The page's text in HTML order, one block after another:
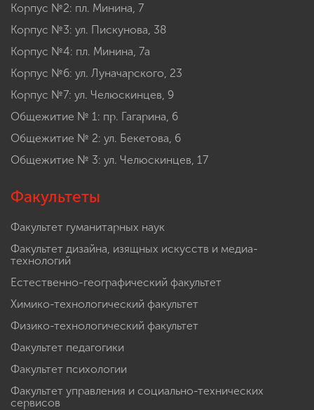
Корпус №2: пл. Минина, 7
Корпус №3: ул. Пискунова, 38
Корпус №4: пл. Минина, 7а
Корпус №6: ул. Луначарского, 23
Корпус №7: ул. Челюскинцев, 9
Общежитие № 1: пр. Гагарина, 6
Общежитие № 2: ул. Бекетова, 6
Общежитие № 3: ул. Челюскинцев, 17
Факультеты
Факультет гуманитарных наук
Факультет дизайна, изящных искусств и медиа-
технологий
Естественно-географический факультет
Химико-технологический факультет
Физико-технологический факультет
Факультет педагогики
Факультет психологии
Факультет управления и социально-технических
сервисов